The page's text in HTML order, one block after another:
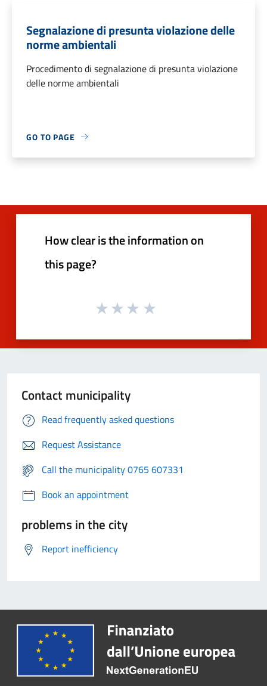
Segnalazione di presunta violazione delle
norme ambientali
Procedimento di segnalazione di presunta violazione
delle norme ambientali
GO TO PAGE
How clear is the information on
this page?
Contact municipality
Read frequently asked questions
Request Assistance
Call the municipality 0765 607331
Book an appointment
problems in the city
Report inefficiency